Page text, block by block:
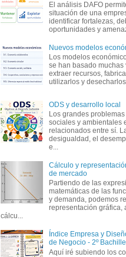
El análisis DAFO
situación de una
identificar fortalezas,
oportunidades y
Nuevos modelos
Los modelos
se han basado muchas
extraer recursos,
utilizarlos y
ODS y desarrollo local
Los grandes
sociales y ambientales
relacionados entre sí.
desigualdad, el
e...
Cálculo y
de mercado
Partiendo de las
matemáticas de las
y demanda, podemos
representación gráfica,
cálcu...
Índice Empresa y
de Negocio - 2º
Aquí iré subiendo los